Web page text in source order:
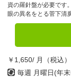
資の羅針盤が必要です
眼の異名をとる菅下清
￥1,650/ 月（税込）
毎週 月曜日(年